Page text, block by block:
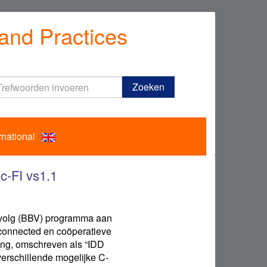
Practices
Trefwoorden
invoeren
Zoeken
FI vs1.1
(BBV) programma aan
en coöperatieve
omschreven als “IDD
mogelijke C-